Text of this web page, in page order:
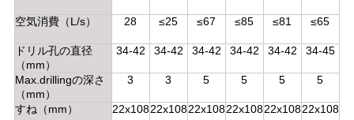
空気消費（L/s） 28 ≤25 ≤67 ≤85 ≤81 ≤65
ドリル孔の直径
（mm）
34-42 34-42 34-42 34-42 34-42 34-45
Max.drillingの深さ
（mm）
3 3 5 5 5 5
すね（mm） 22x10822x10822x10822x10822x10822x108